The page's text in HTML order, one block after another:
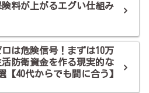
料が上がるエグい仕組み
ロは危険信号！まずは10万
活防衛資金を作る現実的な
【40代からでも間に合う】